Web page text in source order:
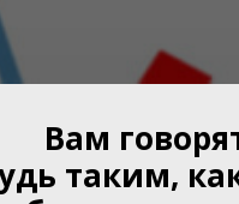
Вам
таким,